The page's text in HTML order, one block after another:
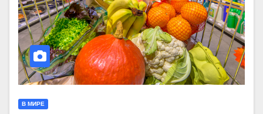
В МИРЕ